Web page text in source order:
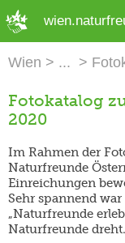
Wien
Fotokatalog
2020
Im Rahmen der
Naturfreunde
Einreichungen
Sehr spannend
„Naturfreunde
Naturfreunde dreht.